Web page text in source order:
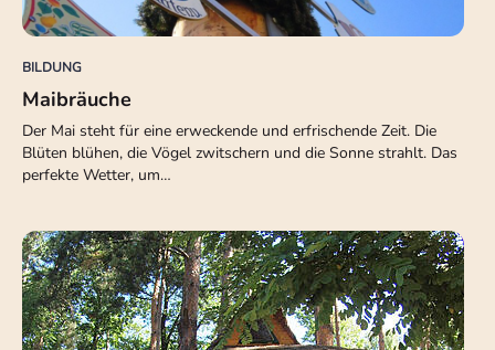
BILDUNG
Maibräuche
Der Mai steht für eine erweckende und erfrischende Zeit. Die
Blüten blühen, die Vögel zwitschern und die Sonne strahlt. Das
perfekte Wetter, um…